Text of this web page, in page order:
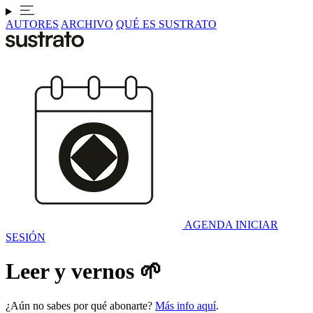
AUTORES ARCHIVO QUÉ ES SUSTRATO
AGENDA INICIAR
SESIÓN
Leer y vernos 🌱
¿Aún no sabes por qué abonarte? Más info aquí.